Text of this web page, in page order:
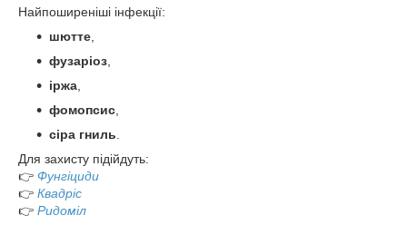
Найпоширеніші інфекції:
шютте
фузаріоз
іржа
фомопсис
сіра гниль
Для захисту підійдуть:
👉 Фунгіциди
👉 Квадріс
👉 Ридоміл